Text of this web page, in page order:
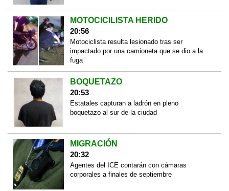
MOTOCICILISTA HERIDO
20:56
Motociclista resulta lesionado tras ser
impactado por una camioneta que se dio a la
fuga
BOQUETAZO
20:53
Estatales capturan a ladrón en pleno
boquetazo al sur de la ciudad
MIGRACIÓN
20:32
Agentes del ICE contarán con cámaras
corporales a finales de septiembre